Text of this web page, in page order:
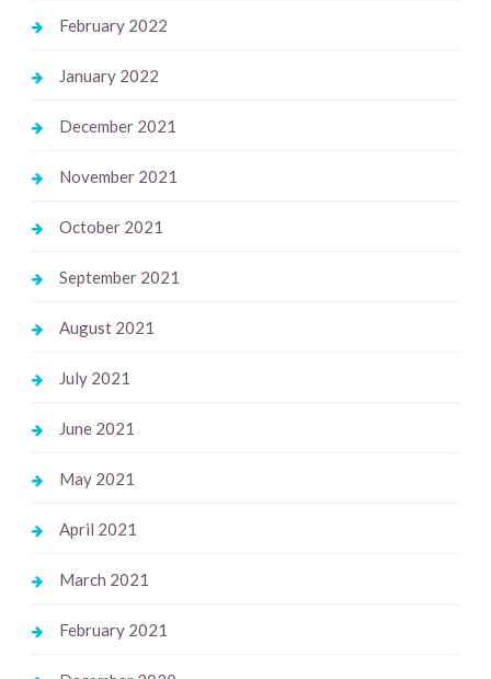
February 2022
January 2022
December 2021
November 2021
October 2021
September 2021
August 2021
July 2021
June 2021
May 2021
April 2021
March 2021
February 2021